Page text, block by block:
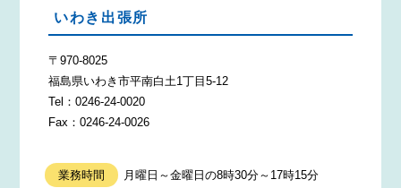
いわき出張所
〒970-8025
福島県いわき市平南白土1丁目5-12
Tel：0246-24-0020
Fax：0246-24-0026
業務時間 月曜日～金曜日の8時30分～17時15分